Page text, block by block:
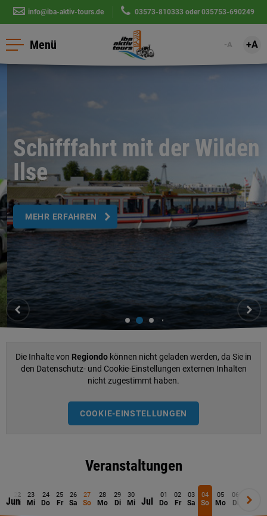
info@iba-aktiv-tours.de 03573-810333oder 035753-690249
Menü -A +A
Schifffahrt mit der Wilden
Ilse
MEHR ERFAHREN
Die Inhalte von Regiondo können nicht geladen werden, da Sie in
den Datenschutz- und Cookie-Einstellungen externen Inhalten
nicht zugestimmt haben.
COOKIE-EINSTELLUNGEN
Veranstaltungen
22
Di
23
Mi
24
Do
25
Fr
26
Sa
27
So
28
Mo
29
Di
30
Mi Jul
01
Do
02
Fr
03
Sa
04
So
05
Mo
06
Di
07
Mi
Jun